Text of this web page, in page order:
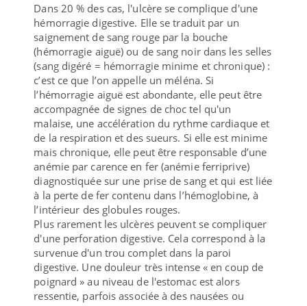
Dans 20 % des cas, l'ulcère se complique d'une
hémorragie digestive. Elle se traduit par un
saignement de sang rouge par la bouche
(hémorragie aiguë) ou de sang noir dans les selles
(sang digéré = hémorragie minime et chronique) :
c’est ce que l’on appelle un méléna. Si
l’hémorragie aiguë est abondante, elle peut être
accompagnée de signes de choc tel qu'un
malaise, une accélération du rythme cardiaque et
de la respiration et des sueurs. Si elle est minime
mais chronique, elle peut être responsable d’une
anémie par carence en fer (anémie ferriprive)
diagnostiquée sur une prise de sang et qui est liée
à la perte de fer contenu dans l’hémoglobine, à
l’intérieur des globules rouges.
Plus rarement les ulcères peuvent se compliquer
d'une perforation digestive. Cela correspond à la
survenue d'un trou complet dans la paroi
digestive. Une douleur très intense « en coup de
poignard » au niveau de l'estomac est alors
ressentie, parfois associée à des nausées ou